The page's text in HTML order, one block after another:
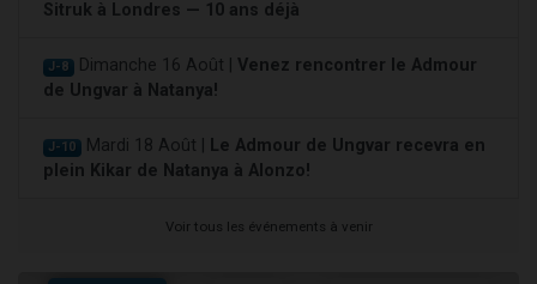
Sitruk à Londres — 10 ans déjà
J-8 Dimanche 16 Août | Venez rencontrer le Admour
de Ungvar à Natanya!
J-10 Mardi 18 Août |
Le Admour de Ungvar recevra en
plein Kikar de Natanya à Alonzo!
Voir tous les événements à venir